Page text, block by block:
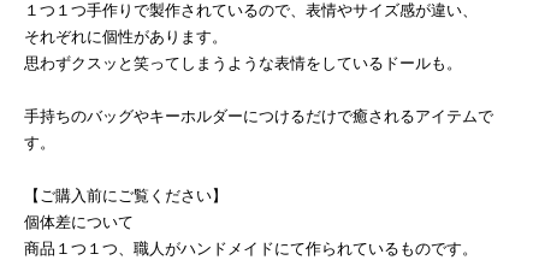
１つ１つ手作りで製作されているので、表情やサイズ感が違い、
それぞれに個性があります。
思わずクスッと笑ってしまうような表情をしているドールも。
手持ちのバッグやキーホルダーにつけるだけで癒されるアイテムで
す。
【ご購入前にご覧ください】
個体差について
商品１つ１つ、職人がハンドメイドにて作られているものです。